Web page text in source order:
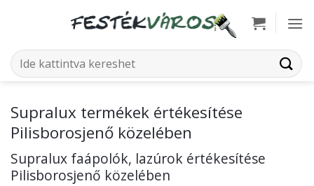
Keresés
a
Supralux termékek értékesítése
Pilisborosjenő közelében
Supralux faápolók, lazúrok értékesítése
Pilisborosjenő közelében